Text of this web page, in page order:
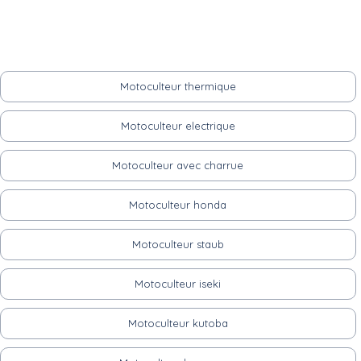
Motoculteur thermique
Motoculteur electrique
Motoculteur avec charrue
Motoculteur honda
Motoculteur staub
Motoculteur iseki
Motoculteur kutoba